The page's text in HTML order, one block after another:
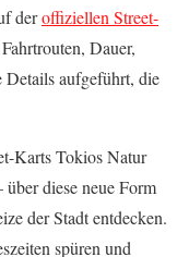
deroffiziellen Street-
Dauer,
aufgeführt, die
Karts Tokios Natur
diese neue Form
der Stadt entdecken.
spüren und